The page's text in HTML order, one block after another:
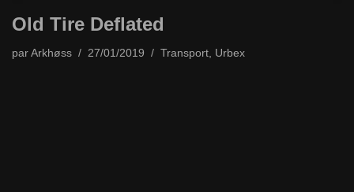
Old Tire Deflated
par Arkhøss 27/01/2019 Transport Urbex